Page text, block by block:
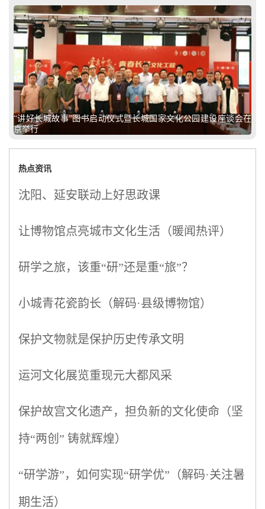
“讲好长城故事”图书启动仪式暨长城国家文化公园建设座谈会在
京举行
热点资讯
沈阳、延安联动上好思政课
让博物馆点亮城市文化生活（暖闻热评）
研学之旅，该重“研”还是重“旅”？
小城青花瓷韵长（解码·县级博物馆）
保护文物就是保护历史传承文明
运河文化展览重现元大都风采
保护故宫文化遗产，担负新的文化使命（坚
持“两创” 铸就辉煌）
“研学游”，如何实现“研学优”（解码·关注暑
期生活）